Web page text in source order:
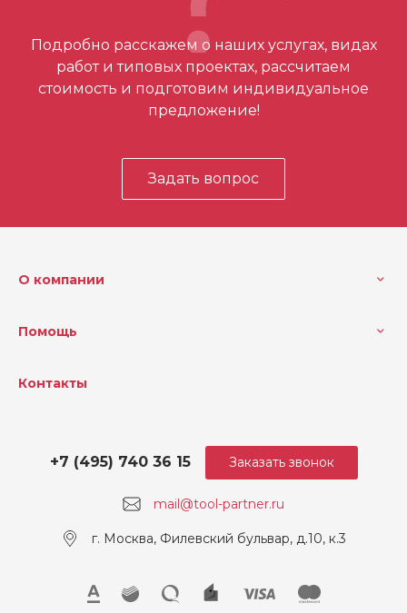
Подробно расскажем о наших услугах, видах
работ и типовых проектах, рассчитаем
стоимость и подготовим индивидуальное
предложение!
Задать вопрос
О компании
Помощь
Контакты
mail@tool-partner.ru
+7 (495) 740 36 15
г. Москва, Филевский бульвар, д.10, к.3
Заказать звонок